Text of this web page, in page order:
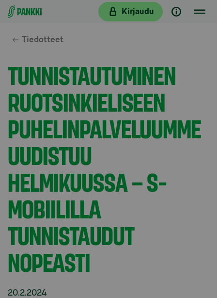
Siirry suoraan sisältöön
Kirjaudu
Tiedotteet
TUNNISTAUTUMINEN
RUOTSINKIELISEEN
PUHELINPALVELUUMME
UUDISTUU
HELMIKUUSSA – S-
MOBIILILLA
TUNNISTAUDUT
NOPEASTI
20.2.2024